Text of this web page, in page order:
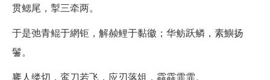
贯鳃尾，掣三牵两。
于是弛青鲲于網钜，解赪鲤于黏徽；华鲂跃鳞，素鱮扬
鬐。
饔人缕切，鸾刀若飞，应刃落俎，靃靃霏霏。